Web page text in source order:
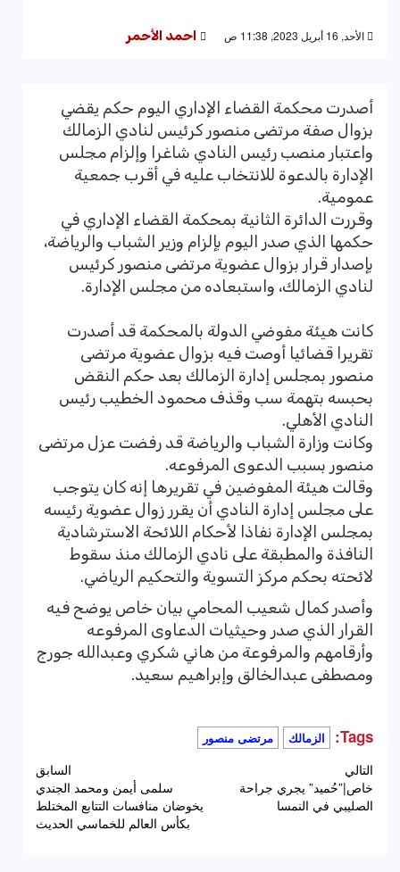
الأحد, 16 أبريل 2023, 11:38 ص احمد الأحمر
أصدرت محكمة القضاء الإداري اليوم حكم يقضي
بزوال صفة مرتضى منصور كرئيس لنادي الزمالك
واعتبار منصب رئيس النادي شاغرا وإلزام مجلس
الإدارة بالدعوة للانتخاب عليه في أقرب جمعية
عمومية.
وقررت الدائرة الثانية بمحكمة القضاء الإداري في
حكمها الذي صدر اليوم بإلزام وزير الشباب ‏والرياضة،
بإصدار قرار بزوال عضوية مرتضى منصور كرئيس
لنادي الزمالك، واستبعاده ‏من مجلس الإدارة.
كانت هيئة مفوضي الدولة بالمحكمة قد أصدرت
تقريرا قضائيا أوصت فيه بزوال عضوية مرتضى
‏منصور بمجلس إدارة الزمالك بعد حكم النقض
بحبسه بتهمة سب وقذف محمود الخطيب ‏رئيس
النادي الأهلي.‏
وكانت وزارة الشباب والرياضة قد رفضت عزل مرتضى
منصور بسبب الدعوى المرفوعه.
وقالت هيئة المفوضين في تقريرها إنه كان يتوجب
على مجلس إدارة النادي أن يقرر زوال ‏عضوية رئيسه
بمجلس الإدارة نفاذا لأحكام اللائحة الاسترشادية
النافذة والمطبقة على نادي ‏الزمالك منذ سقوط
لائحته بحكم مركز التسوية والتحكيم الرياضي.‏
وأصدر كمال شعيب المحامي بيان خاص يوضح فيه
القرار الذي صدر وحيثيات الدعاوى المرفوعه
وأرقامهم والمرفوعة من هاني شكري وعبدالله جورج
ومصطفى عبدالخالق وإبراهيم سعيد.
Tags: الزمالك مرتضى منصور
تصفّح
المقالات
السابق
سلمى أيمن ومحمد الجندي
يخوضان منافسات التتابع المختلط
بكأس العالم للخماسي الحديث
التالي
خاص|”حُميد” يجري جراحة
الصليبي في النمسا